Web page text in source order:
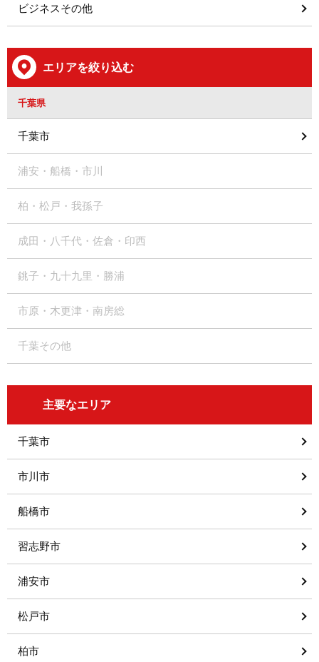
ビジネスその他
エリアを絞り込む
千葉県
千葉市
浦安・船橋・市川
柏・松戸・我孫子
成田・八千代・佐倉・印西
銚子・九十九里・勝浦
市原・木更津・南房総
千葉その他
主要なエリア
千葉市
市川市
船橋市
習志野市
浦安市
松戸市
柏市